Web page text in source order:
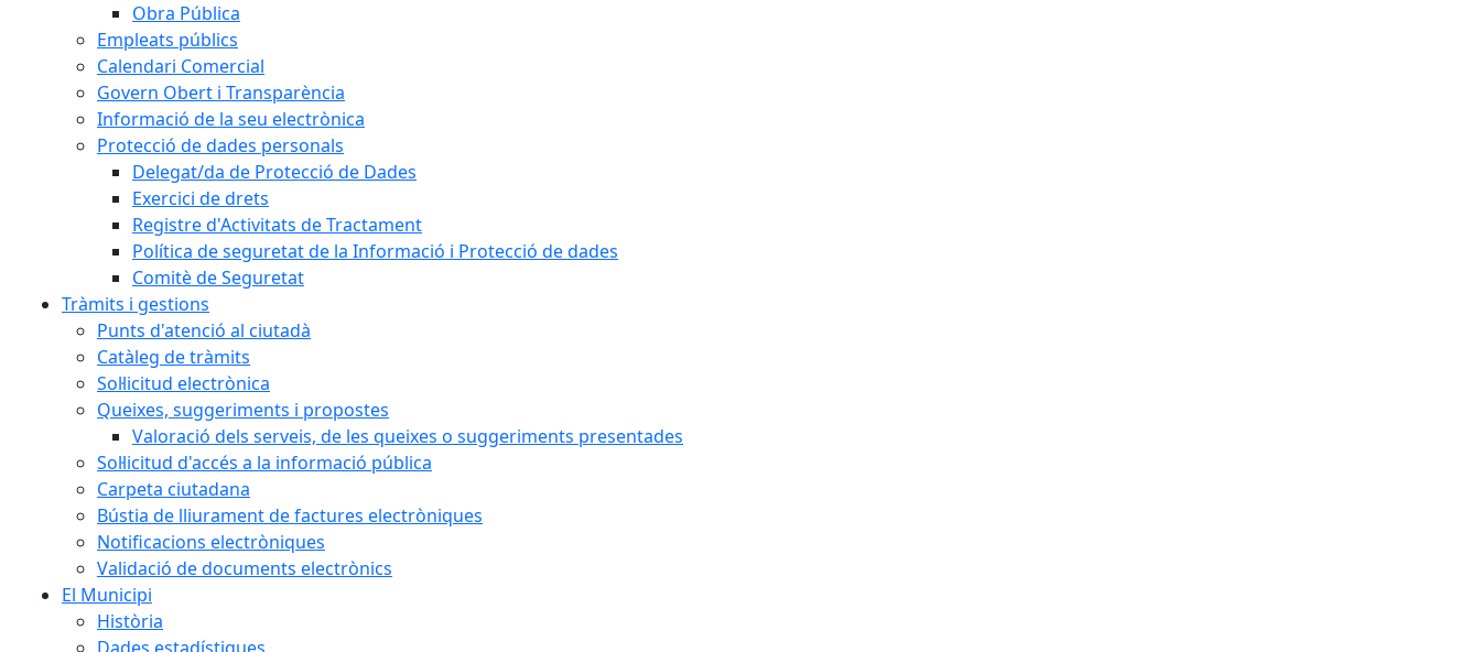
Obra Pública
Empleats públics
Calendari Comercial
Govern Obert i Transparència
Informació de la seu electrònica
Protecció de dades personals
Delegat/da de Protecció de Dades
Exercici de drets
Registre d'Activitats de Tractament
Política de seguretat de la Informació i Protecció de dades
Comitè de Seguretat
Tràmits i gestions
Punts d'atenció al ciutadà
Catàleg de tràmits
Sol·licitud electrònica
Queixes, suggeriments i propostes
Valoració dels serveis, de les queixes o suggeriments presentades
Sol·licitud d'accés a la informació pública
Carpeta ciutadana
Bústia de lliurament de factures electròniques
Notificacions electròniques
Validació de documents electrònics
El Municipi
Història